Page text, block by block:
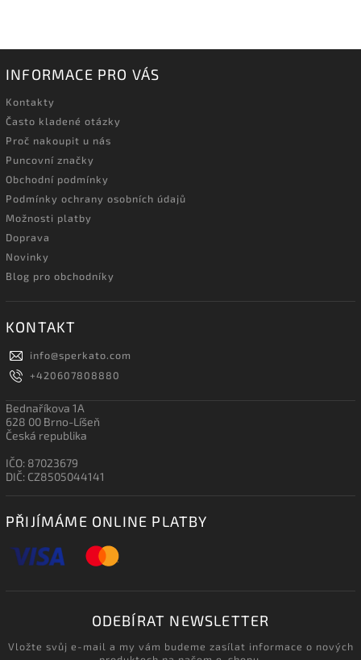
INFORMACE PRO VÁS
Kontakty
Často kladené otázky
Proč nakoupit u nás
Puncovní značky
Obchodní podmínky
Podmínky ochrany osobních údajů
Možnosti platby
Doprava
Novinky
Blog pro obchodníky
KONTAKT
info@sperkato.com
+420607808880
Bednaříkova 1A
628 00 Brno-Líšeň
Česká republika
IČO: 87023679
DIČ: CZ8505044141
PŘIJÍMÁME ONLINE PLATBY
ODEBÍRAT NEWSLETTER
Vložte svůj e-mail a my vám budeme zasílat informace o nových